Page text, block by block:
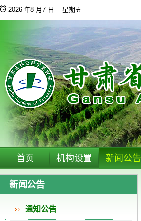
2026 年8 月7 日 星期五
首页 机构设置 新闻公告
新闻公告
通知公告